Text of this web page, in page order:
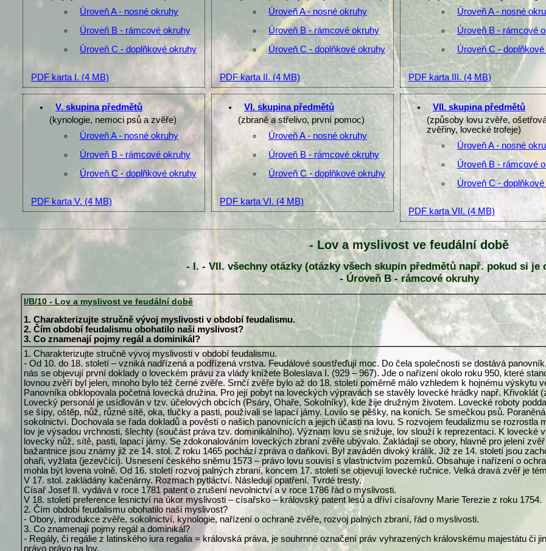
Úroveň A - nosné okruhy
Úroveň B - rámcové okruhy
Úroveň C - doplňkové okruhy
PDF karta I. (4 MB)
Úroveň A - nosné okruhy
Úroveň B - rámcové okruhy
Úroveň C - doplňkové okruhy
PDF karta II. (4 MB)
Úroveň A - nosné
Úroveň B - rámcové
Úroveň C -
PDF karta III. (4 MB)
V. skupina předmětů
(kynologie, nemoci psů a zvěře)
Úroveň A - nosné okruhy
Úroveň B - rámcové okruhy
Úroveň C - doplňkové okruhy
PDF karta V. (4 MB)
VI. skupina předmětů
(zbraně a střelivo, první pomoc)
Úroveň A - nosné okruhy
Úroveň B - rámcové okruhy
Úroveň C - doplňkové okruhy
PDF karta VI. (4 MB)
VII. skupina předmětů
(způsoby lovu zvěře,
zvěřiny, lovecké trofeje)
Úroveň A - nosné
Úroveň B - rámcové
Úroveň C -
PDF karta VII. (4 MB)
- Lov a myslivost ve feudální době
- I. - VII. všechny otázky (otázky všech skupin předmětů např. pokud si je
- Úroveň B - rámcové okruhy
I/B/10 - Lov a myslivost ve feudální době
1. Charakterizujte stručně vývoj myslivosti v období feudalismu.
2. Čím období feudalismu obohatilo naši myslivost?
3. Co znamenají pojmy regál a dominikál?
1. Charakterizujte stručně vývoj myslivosti v období feudalismu.
- Od 10. do 18. století – vzniká nadřízená a podřízená vrstva. Feudálové soustřeďují moc. Do čela společnosti se dostává
nás se objevují první doklady o loveckém právu za vlády knížete Boleslava I. (929 – 967). Jde o nařízení okolo roku 950, které
lovnou zvěří byl jelen, mnoho bylo též černé zvěře. Srnčí zvěře bylo až do 18. století poměrně málo vzhledem k hojnému výskytu
Panovníka obklopovala početná lovecká družina. Pro její pobyt na loveckých výpravách se stavěly lovecké hrádky např. Křivoklát
Lovecký personál je usídlován v tzv. účelových obcích (Psáry, Ohaře, Sokolníky), kde žije družným životem. Lovecké roboty
se šípy, oštěp, nůž, různé sítě, oka, tlučky a pasti, používali se lapací jámy. Lovilo se pěšky, na koních. Se smečkou psů.
sokolnictví. Dochovala se řada dokladů a pověstí o našich panovnících a jejich účasti na lovu. S rozvojem feudalizmu se rozrostla
lov je výsadou vrchnosti, šlechty (součást práva tzv. dominikálního). Význam lovu se snižuje, lov slouží k reprezentaci. K lovecké
lovecký nůž, sítě, pasti, lapací jámy. Se zdokonalováním loveckých zbraní zvěře ubývalo. Zakládají se obory, hlavně pro jelení
bažantnice jsou známy již ze 14. stol. Z roku 1465 pochází zpráva o daňkovi. Byl zaváděn divoký králík. Již ze 14. století jsou
ohaři, vyžlata (jezevčíci). Usnesení českého sněmu 1573 – právo lovu souvisí s vlastnictvím pozemků. Obsahuje i nařízení o
mohla být lovena volně. Od 16. století rozvoj palných zbraní, koncem 17. století se objevují lovecké ručnice. Velká dravá zvěř je
V 17. stol. zakládány kačenárny. Rozmach pytláctví. Následují opatření. Tvrdé tresty.
Císař Josef II. vydává v roce 1781 patent o zrušení nevolnictví a v roce 1786 řád o myslivosti.
V 18. století preference lesnictví na úkor myslivosti – císařsko – královský patent lesů a dříví císařovny Marie Terezie z roku 1754.
2. Čím období feudalismu obohatilo naši myslivost?
- Obory, introdukce zvěře, sokolnictví, kynologie, nařízení o ochraně zvěře, rozvoj palných zbraní, řád o myslivosti.
3. Co znamenají pojmy regál a dominikál?
- Regály, či regálie z latinského iura regalia = královská práva, je souhrnné označení práv vyhrazených královskému majestátu či
právo právo na lov.